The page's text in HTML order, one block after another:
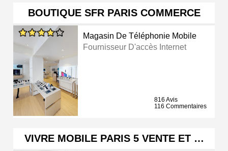
BOUTIQUE SFR PARIS COMMERCE
Magasin De Téléphonie Mobile
Fournisseur D'accès Internet
816 Avis
116 Commentaires
VIVRE MOBILE PARIS 5 VENTE ET …